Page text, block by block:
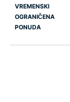
VREMENSKI
OGRANIČENA
PONUDA